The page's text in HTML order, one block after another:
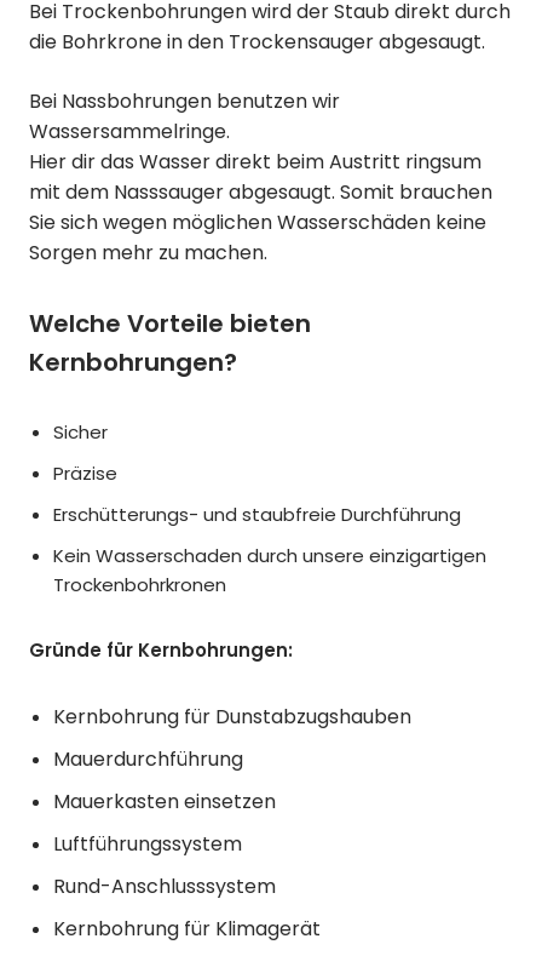
Bei Trockenbohrungen wird der Staub direkt durch
die Bohrkrone in den Trockensauger abgesaugt.
Bei Nassbohrungen benutzen wir
Wassersammelringe.
Hier dir das Wasser direkt beim Austritt ringsum
mit dem Nasssauger abgesaugt. Somit brauchen
Sie sich wegen möglichen Wasserschäden keine
Sorgen mehr zu machen.
Welche Vorteile bieten
Kernbohrungen?
Sicher
Präzise
Erschütterungs- und staubfreie Durchführung
Kein Wasserschaden durch unsere einzigartigen
Trockenbohrkronen
Gründe für Kernbohrungen:
Kernbohrung für Dunstabzugshauben
Mauerdurchführung
Mauerkasten einsetzen
Luftführungssystem
Rund-Anschlusssystem
Kernbohrung für Klimagerät